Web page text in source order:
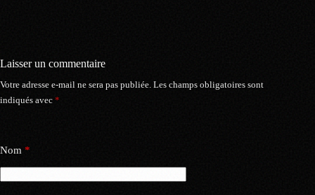
Laisser un commentaire
Votre adresse e-mail ne sera pas publiée. Les champs obligatoires sont
indiqués avec *
Nom *